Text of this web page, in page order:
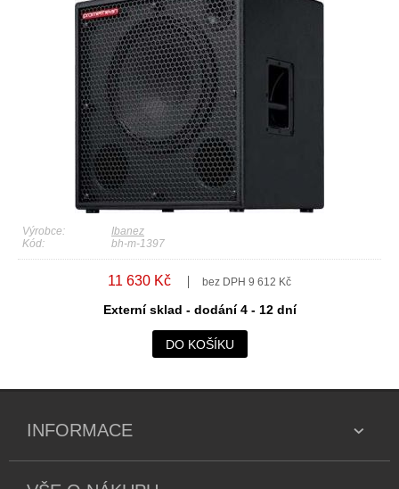
Výrobce:
Ibanez
Kód:
bh-m-1397
11 630 Kč bez DPH 9 612 Kč
Externí sklad - dodání 4 - 12 dní
DO KOŠÍKU
INFORMACE